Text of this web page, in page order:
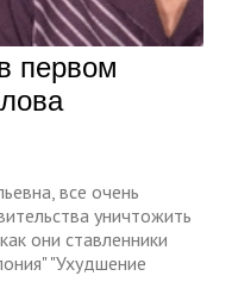
первом
все очень
уничтожить
они ставленники
"Ухудшение